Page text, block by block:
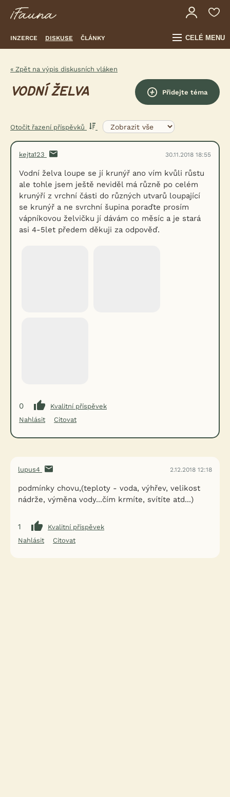
INZERCE DISKUSE ČLÁNKY CELÉ MENU
« Zpět na výpis diskusních vláken
VODNÍ ŽELVA Přidejte téma
Otočit řazení příspěvků
kejta123 30.11.2018 18:55
Vodní želva loupe se jí krunýř ano vím kvůli růstu
ale tohle jsem ještě neviděl má různě po celém
krunýří z vrchní části do různých utvarů loupající
se krunýř a ne svrchní šupina poraďte prosím
vápníkovou želvičku jí dávám co měsíc a je stará
asi 4-5let předem děkuji za odpověď.
0
Kvalitní příspěvek
Nahlásit
Citovat
lupus4 2.12.2018 12:18
podmínky chovu,(teploty - voda, výhřev, velikost
nádrže, výměna vody...čím krmíte, svítíte atd...)
1
Kvalitní příspěvek
Nahlásit
Citovat